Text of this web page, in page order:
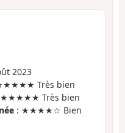
2023
Très bien
Très bien
: ★★★★☆ Bien